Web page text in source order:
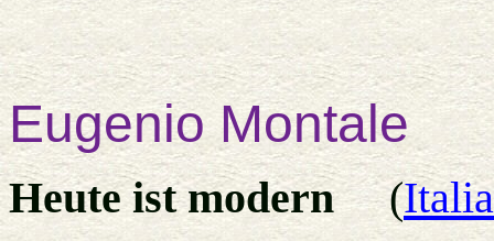
EugenioMontale
Heute ist modern(